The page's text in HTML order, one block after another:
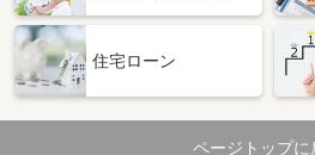
住宅ローン
ページトップに